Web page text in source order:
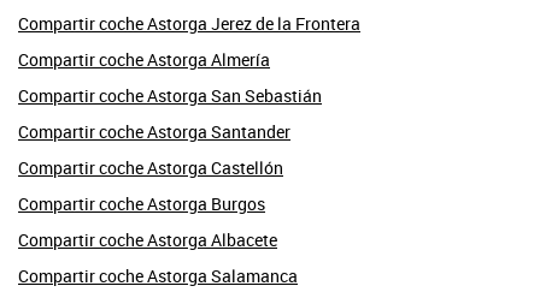
Compartir coche Astorga Jerez de la Frontera
Compartir coche Astorga Almería
Compartir coche Astorga San Sebastián
Compartir coche Astorga Santander
Compartir coche Astorga Castellón
Compartir coche Astorga Burgos
Compartir coche Astorga Albacete
Compartir coche Astorga Salamanca